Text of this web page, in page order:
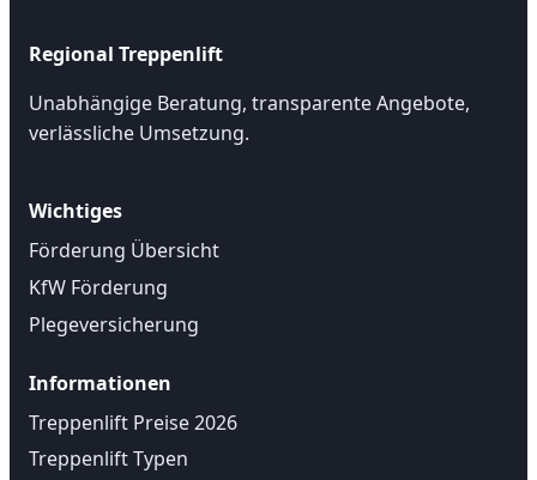
Regional Treppenlift
Unabhängige Beratung, transparente Angebote,
verlässliche Umsetzung.
Wichtiges
Förderung Übersicht
KfW Förderung
Plegeversicherung
Informationen
Treppenlift Preise 2026
Treppenlift Typen